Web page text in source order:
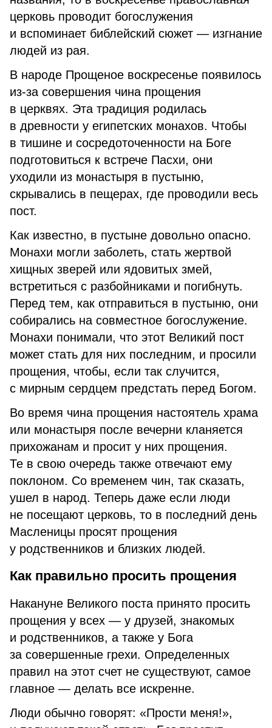
церковь проводит богослужения
и вспоминает библейский сюжет — изгнание
людей из рая.
В народе Прощеное воскресенье появилось
из-за совершения чина прощения
в церквях. Эта традиция родилась
в древности у египетских монахов. Чтобы
в тишине и сосредоточенности на Боге
подготовиться к встрече Пасхи, они
уходили из монастыря в пустыню,
скрывались в пещерах, где проводили весь
пост.
Как известно, в пустыне довольно опасно.
Монахи могли заболеть, стать жертвой
хищных зверей или ядовитых змей,
встретиться с разбойниками и погибнуть.
Перед тем, как отправиться в пустыню, они
собирались на совместное богослужение.
Монахи понимали, что этот Великий пост
может стать для них последним, и просили
прощения, чтобы, если так случится,
с мирным сердцем предстать перед Богом.
Во время чина прощения настоятель храма
или монастыря после вечерни кланяется
прихожанам и просит у них прощения.
Те в свою очередь также отвечают ему
поклоном. Со временем чин, так сказать,
ушел в народ. Теперь даже если люди
не посещают церковь, то в последний день
Масленицы просят прощения
у родственников и близких людей.
Как правильно просить прощения
Накануне Великого поста принято просить
прощения у всех — у друзей, знакомых
и родственников, а также у Бога
за совершенные грехи. Определенных
правил на этот счет не существуют, самое
главное — делать все искренне.
Люди обычно говорят: «Прости меня!»,